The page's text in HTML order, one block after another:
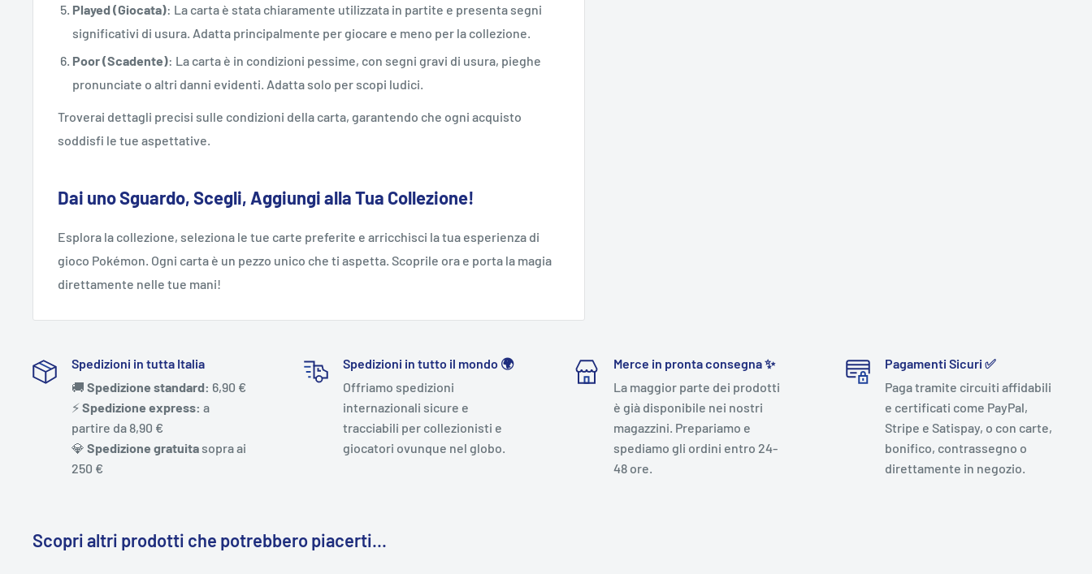
Played (Giocata): La carta è stata chiaramente utilizzata in partite e presenta segni
significativi di usura. Adatta principalmente per giocare e meno per la collezione.
Poor (Scadente): La carta è in condizioni pessime, con segni gravi di usura, pieghe
pronunciate o altri danni evidenti. Adatta solo per scopi ludici.
Troverai dettagli precisi sulle condizioni della carta, garantendo che ogni acquisto
soddisfi le tue aspettative.
Dai uno Sguardo, Scegli, Aggiungi alla Tua Collezione!
Esplora la collezione, seleziona le tue carte preferite e arricchisci la tua esperienza di
gioco Pokémon. Ogni carta è un pezzo unico che ti aspetta. Scoprile ora e porta la magia
direttamente nelle tue mani!
Spedizioni in tutta Italia
🚚 Spedizione standard: 6,90 €
⚡️Spedizione express: a
partire da 8,90 €
💎 Spedizione gratuita sopra ai
250 €
Spedizioni in tutto il mondo 🌍
Offriamo spedizioni
internazionali sicure e
tracciabili per collezionisti e
giocatori ovunque nel globo.
Merce in pronta consegna ✨
La maggior parte dei prodotti
è già disponibile nei nostri
magazzini. Prepariamo e
spediamo gli ordini entro 24-
48 ore.
Pagamenti Sicuri ✅
Paga tramite circuiti affidabili
e certificati come PayPal,
Stripe e Satispay, o con carte,
bonifico, contrassegno o
direttamente in negozio.
Scopri altri prodotti che potrebbero piacerti...